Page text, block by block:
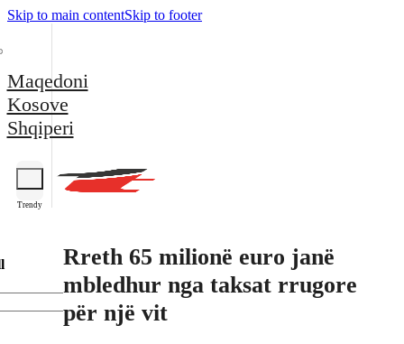
Skip to main contentSkip to footer
Maqedoni
Kosove
Shqiperi
Trendy
Rreth 65 milionë euro janë
mbledhur nga taksat rrugore
për një vit